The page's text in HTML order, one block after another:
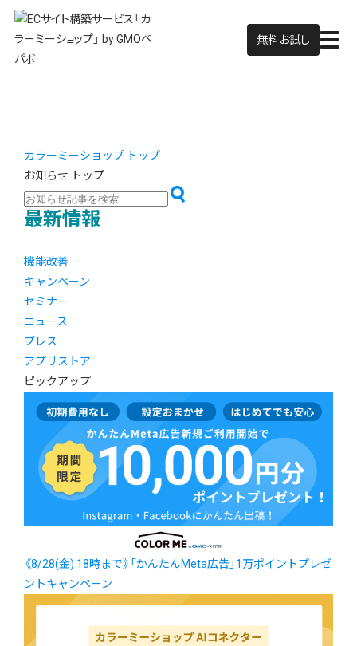
無料お試し
カラーミーショップ トップ
お知らせ トップ
最新情報
機能改善
キャンペーン
セミナー
ニュース
プレス
アプリストア
ピックアップ
《8/28(金) 18時まで》「かんたんMeta広告」1万ポイントプレゼ
ントキャンペーン